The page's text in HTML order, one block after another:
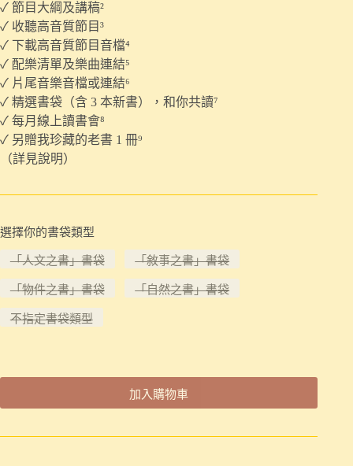
✓ 節目大綱及講稿²
✓ 收聽高音質節目³
✓ 下載高音質節目音檔⁴
✓ 配樂清單及樂曲連結⁵
✓ 片尾音樂音檔或連結⁶
✓ 精選書袋（含 3 本新書），和你共讀⁷
✓ 每月線上讀書會⁸
✓ 另贈我珍藏的老書 1 冊⁹
（詳見說明）
選擇你的書袋類型
「人文之書」書袋 「敘事之書」書袋
「物件之書」書袋 「自然之書」書袋
不指定書袋類型
加入購物車